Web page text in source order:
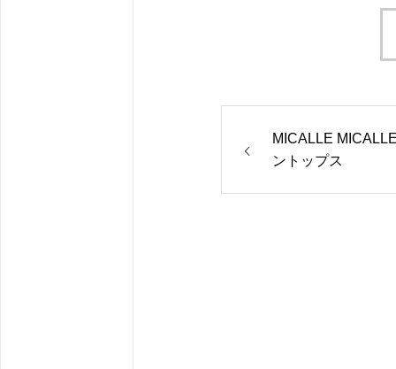
MICALLE
ントップス